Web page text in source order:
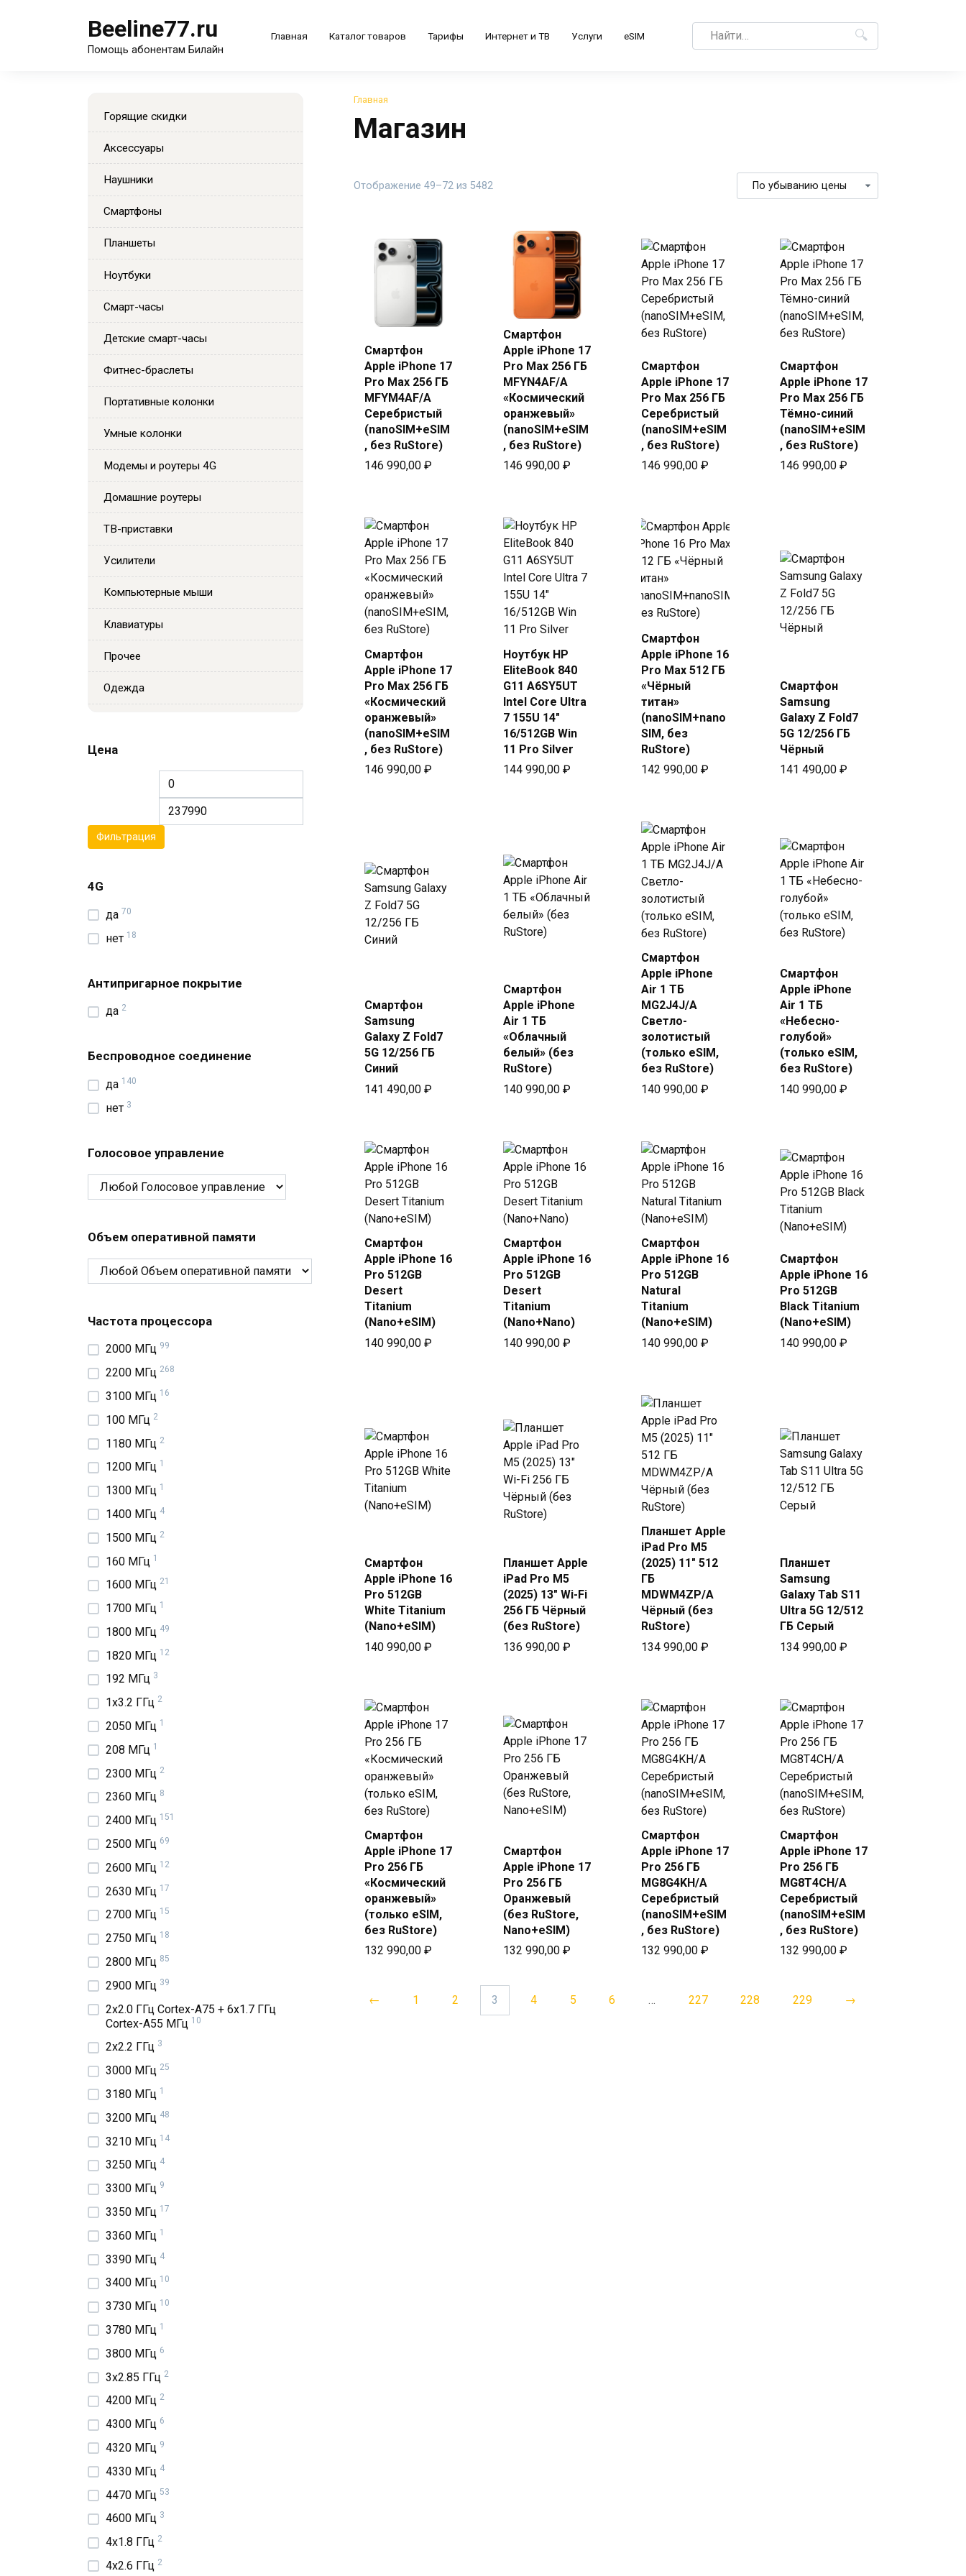
Beeline77.ru
Помощь абонентам Билайн
Главная Каталог товаров Тарифы Интернет и ТВ Услуги eSIM
Search
for:
Главная
Магазин
Отображение 49–72 из 5482
Купить
в Beeline
Смартфон
Apple iPhone 17
Pro Max 256 ГБ
MFYM4AF/A
Серебристый
(nanoSIM+eSIM
, без RuStore)
146 990,00 ₽
Купить
в Beeline
Смартфон
Apple iPhone 17
Pro Max 256 ГБ
MFYN4AF/A
«Космический
оранжевый»
(nanoSIM+eSIM
, без RuStore)
146 990,00 ₽
Купить
в Beeline
Смартфон
Apple iPhone 17
Pro Max 256 ГБ
Серебристый
(nanoSIM+eSIM
, без RuStore)
146 990,00 ₽
Купить
в Beeline
Смартфон
Apple iPhone 17
Pro Max 256 ГБ
Тёмно-синий
(nanoSIM+eSIM
, без RuStore)
146 990,00 ₽
Купить
в Beeline
Смартфон
Apple iPhone 17
Pro Max 256 ГБ
«Космический
оранжевый»
(nanoSIM+eSIM
, без RuStore)
146 990,00 ₽
Купить
в Beeline
Ноутбук HP
EliteBook 840
G11 A6SY5UT
Intel Core Ultra
7 155U 14″
16/512GB Win
11 Pro Silver
144 990,00 ₽
Купить в
Beeline
Смартфон
Apple iPhone 16
Pro Max 512 ГБ
«Чёрный
титан»
(nanoSIM+nano
SIM, без
RuStore)
142 990,00 ₽
в Beeline
Смартфон
Samsung
Galaxy Z Fold7
5G 12/256 ГБ
Чёрный
141 490,00 ₽
Смартфон
Samsung
Galaxy Z Fold7
5G 12/256 ГБ
Синий
141 490,00 ₽
в Beeline
Смартфон
Apple iPhone
Air 1 ТБ
«Облачный
белый» (без
RuStore)
140 990,00 ₽
Купить
в Beeline
Смартфон
Apple iPhone
Air 1 ТБ
MG2J4J/A
Светло-
золотистый
(только eSIM,
без RuStore)
140 990,00 ₽
Купить
в Beeline
Смартфон
Apple iPhone
Air 1 ТБ
«Небесно-
голубой»
(только eSIM,
без RuStore)
140 990,00 ₽
Купить
в Beeline
Смартфон
Apple iPhone 16
Pro 512GB
Desert
Titanium
(Nano+eSIM)
140 990,00 ₽
Купить
в Beeline
Смартфон
Apple iPhone 16
Pro 512GB
Desert
Titanium
(Nano+Nano)
140 990,00 ₽
Купить
в Beeline
Смартфон
Apple iPhone 16
Pro 512GB
Natural
Titanium
(Nano+eSIM)
140 990,00 ₽
Купить
в Beeline
Смартфон
Apple iPhone 16
Pro 512GB
Black Titanium
(Nano+eSIM)
140 990,00 ₽
в Beeline
Смартфон
Apple iPhone 16
Pro 512GB
White Titanium
(Nano+eSIM)
140 990,00 ₽
в Beeline
Планшет Apple
iPad Pro М5
(2025) 13″ Wi-Fi
256 ГБ Чёрный
(без RuStore)
136 990,00 ₽
Купить
в Beeline
Планшет Apple
iPad Pro М5
(2025) 11″ 512
ГБ
MDWM4ZP/A
Чёрный (без
RuStore)
134 990,00 ₽
в Beeline
Планшет
Samsung
Galaxy Tab S11
Ultra 5G 12/512
ГБ Серый
134 990,00 ₽
Купить
в Beeline
Смартфон
Apple iPhone 17
Pro 256 ГБ
«Космический
оранжевый»
(только eSIM,
без RuStore)
132 990,00 ₽
Купить
в Beeline
Смартфон
Apple iPhone 17
Pro 256 ГБ
Оранжевый
(без RuStore,
Nano+eSIM)
132 990,00 ₽
Купить
в Beeline
Смартфон
Apple iPhone 17
Pro 256 ГБ
MG8G4KH/A
Серебристый
(nanoSIM+eSIM
, без RuStore)
132 990,00 ₽
Купить
в Beeline
Смартфон
Apple iPhone 17
Pro 256 ГБ
MG8T4CH/A
Серебристый
(nanoSIM+eSIM
, без RuStore)
132 990,00 ₽
← 1 2 3 4 5 6 … 227 228 229 →
Горящие скидки
Аксессуары
Наушники
Смартфоны
Планшеты
Ноутбуки
Смарт-часы
Детские смарт-часы
Фитнес-браслеты
Портативные колонки
Умные колонки
Модемы и роутеры 4G
Домашние роутеры
ТВ-приставки
Усилители
Компьютерные мыши
Клавиатуры
Прочее
Одежда
Цена
Минимальная
цена
Фильтрация
4G
да 70
нет 18
Антипригарное покрытие
да 2
Беспроводное соединение
да 140
нет 3
Голосовое управление
Объем оперативной памяти
Частота процессора
2000 МГц 99
2200 МГц 268
3100 МГц 16
100 МГц 2
1180 МГц 2
1200 МГц 1
1300 МГц 1
1400 МГц 4
1500 МГц 2
160 МГц 1
1600 МГц 21
1700 МГц 1
1800 МГц 49
1820 МГц 12
192 МГц 3
1x3.2 ГГц 2
2050 МГц 1
208 МГц 1
2300 МГц 2
2360 МГц 8
2400 МГц 151
2500 МГц 69
2600 МГц 12
2630 МГц 17
2700 МГц 15
2750 МГц 18
2800 МГц 85
2900 МГц 39
2x2.0 ГГц Cortex-A75 + 6x1.7 ГГц
Cortex-A55 МГц 10
2x2.2 ГГц 3
3000 МГц 25
3180 МГц 1
3200 МГц 48
3210 МГц 14
3250 МГц 4
3300 МГц 9
3350 МГц 17
3360 МГц 1
3390 МГц 4
3400 МГц 10
3730 МГц 10
3780 МГц 1
3800 МГц 6
3x2.85 ГГц 2
4200 МГц 2
4300 МГц 6
4320 МГц 9
4330 МГц 4
4470 МГц 53
4600 МГц 3
4x1.8 ГГц 2
4x2.6 ГГц 2